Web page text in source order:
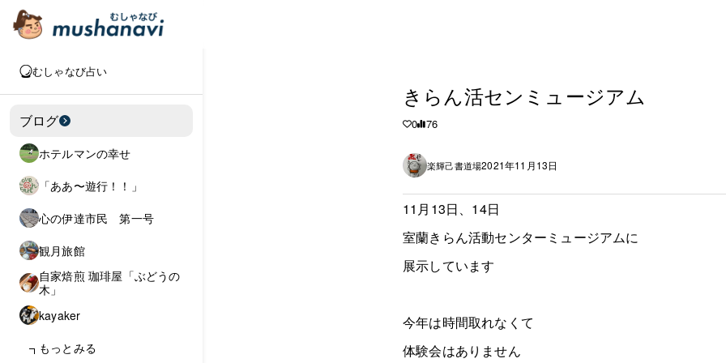
むしゃなび占い
ブログ
ホテルマンの幸せ
「ああ〜遊行！！」
心の伊達市民 第一号
観月旅館
自家焙煎 珈琲屋「ぶどうの
木」
kayaker
もっとみる
きらん活センミュージアム
0 76
楽輝己書道場2021年11月13日
11月13日、14日
室蘭きらん活動センターミュージアムに
展示しています
今年は時間取れなくて
体験会はありません